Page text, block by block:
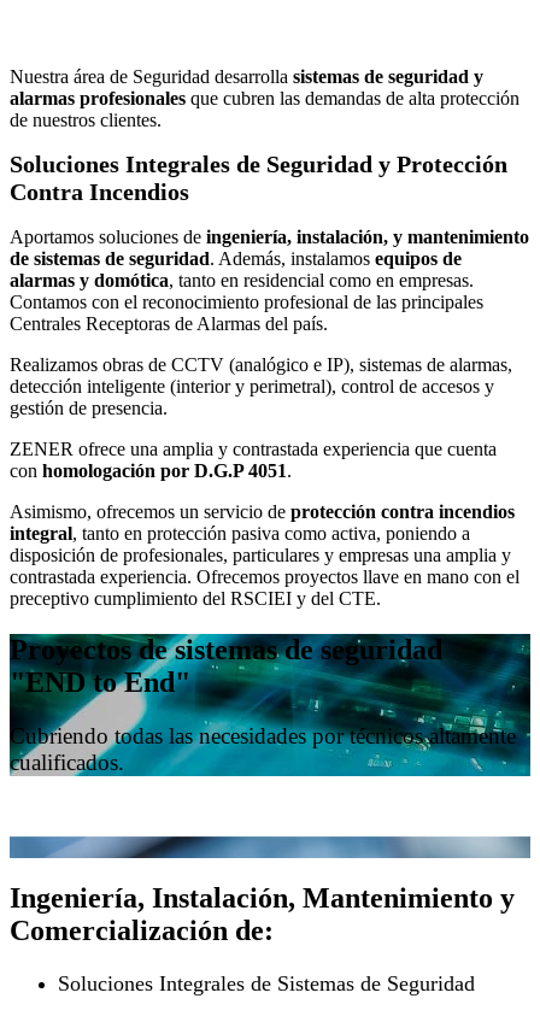
Nuestra área de Seguridad desarrolla sistemas de seguridad y
alarmas profesionales que cubren las demandas de alta protección
de nuestros clientes.
Soluciones Integrales de Seguridad y Protección
Contra Incendios
Aportamos soluciones de ingeniería, instalación, y mantenimiento
de sistemas de seguridad. Además, instalamos equipos de
alarmas y domótica, tanto en residencial como en empresas.
Contamos con el reconocimiento profesional de las principales
Centrales Receptoras de Alarmas del país.
Realizamos obras de CCTV (analógico e IP), sistemas de alarmas,
detección inteligente (interior y perimetral), control de accesos y
gestión de presencia.
ZENER ofrece una amplia y contrastada experiencia que cuenta
con homologación por D.G.P 4051.
Asimismo, ofrecemos un servicio de protección contra incendios
integral, tanto en protección pasiva como activa, poniendo a
disposición de profesionales, particulares y empresas una amplia y
contrastada experiencia. Ofrecemos proyectos llave en mano con el
preceptivo cumplimiento del RSCIEI y del CTE.
Proyectos de sistemas de seguridad
"END to End"
Cubriendo todas las necesidades por técnicos altamente
cualificados.
Ingeniería, Instalación, Mantenimiento y
Comercialización de:
Soluciones Integrales de Sistemas de Seguridad